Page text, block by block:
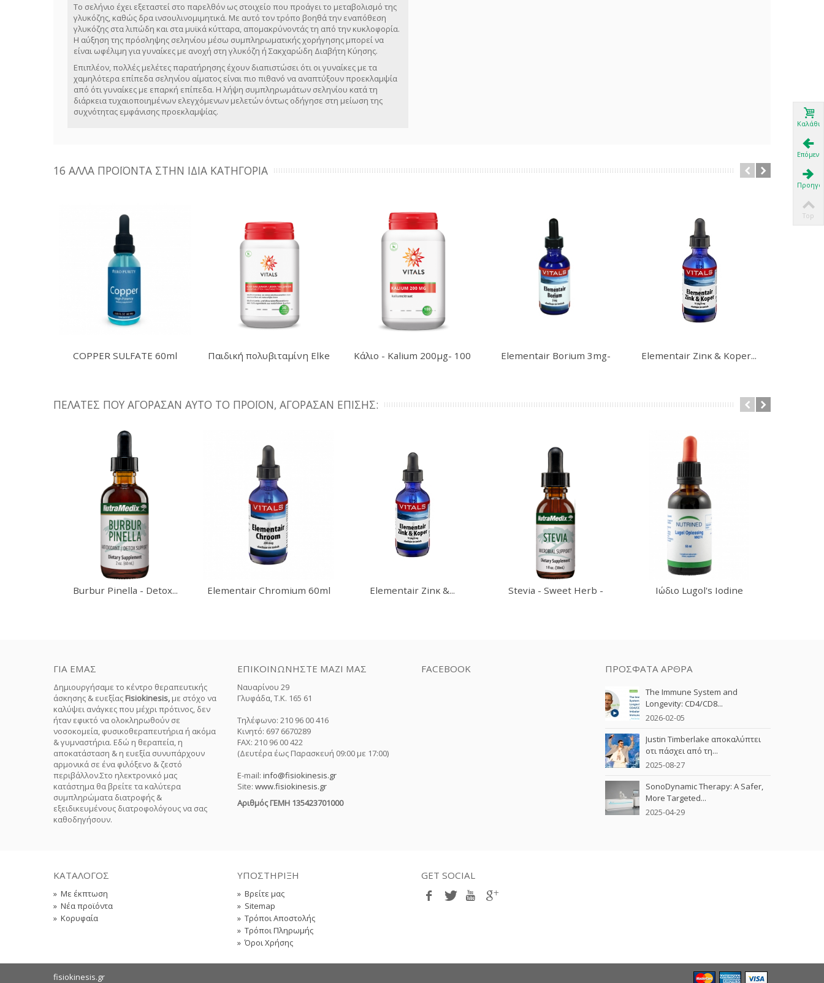
Το σελήνιο έχει εξεταστεί στο παρελθόν ως στοιχείο που προάγει το μεταβολισμό της
γλυκόζης, καθώς δρα ινσουλινομιμητικά. Με αυτό τον τρόπο βοηθά την εναπόθεση
γλυκόζης στα λιπώδη και στα μυϊκά κύτταρα, απομακρύνοντάς τη από την κυκλοφορία.
Η αύξηση της πρόσληψης σεληνίου μέσω συμπληρωματικής χορήγησης μπορεί να
είναι ωφέλιμη για γυναίκες με ανοχή στη γλυκόζη ή Σακχαρώδη Διαβήτη Κύησης.
Επιπλέον, πολλές μελέτες παρατήρησης έχουν διαπιστώσει ότι οι γυναίκες με τα
χαμηλότερα επίπεδα σεληνίου αίματος είναι πιο πιθανό να αναπτύξουν προεκλαμψία
από ότι γυναίκες με επαρκή επίπεδα. Η λήψη συμπληρωμάτων σεληνίου κατά τη
διάρκεια τυχαιοποιημένων ελεγχόμενων μελετών όντως οδήγησε στη μείωση της
συχνότητας εμφάνισης προεκλαμψίας.
16 ΆΛΛΑ ΠΡΟΪΌΝΤΑ ΣΤΗΝ ΊΔΙΑ ΚΑΤΗΓΟΡΊΑ
COPPER SULFATE 60ml
Παιδική πολυβιταμίνη Elke
Κάλιο - Kalium 200μg- 100
Elementair Borium 3mg-
Elementair Zinκ & Koper...
ΠΕΛΆΤΕΣ ΠΟΥ ΑΓΌΡΑΣΑΝ ΑΥΤΌ ΤΟ ΠΡΟΪΌΝ, ΑΓΌΡΑΣΑΝ ΕΠΊΣΗΣ:
Burbur Pinella - Detox... Elementair Chromium 60ml Elementair Zinκ &...
Stevia - Sweet Herb -
Ιώδιο Lugol's Iodine
ΓΙΑ ΕΜΆΣ
Δημιουργήσαμε το κέντρο θεραπευτικής
άσκησης & ευεξίας Fisiokinesis, με στόχο να
καλύψει ανάγκες που μέχρι πρότινος, δεν
ήταν εφικτό να ολοκληρωθούν σε
νοσοκομεία, φυσικοθεραπευτήρια ή ακόμα
& γυμναστήρια. Εδώ η θεραπεία, η
αποκατάσταση & η ευεξία συνυπάρχουν
αρμονικά σε ένα φιλόξενο & ζεστό
περιβάλλον.Στο ηλεκτρονικό μας
κατάστημα θα βρείτε τα καλύτερα
συμπληρώματα διατροφής &
εξειδικευμένους διατροφολόγους να σας
καθοδηγήσουν.
ΕΠΙΚΟΙΝΩΝΉΣΤΕ ΜΑΖΊ ΜΑΣ
Ναυαρίνου 29
Γλυφάδα, Τ.Κ. 165 61
Τηλέφωνο: 210 96 00 416
Κινητό: 697 6670289
FAX: 210 96 00 422
(Δευτέρα έως Παρασκευή 09:00 με 17:00)
E-mail: info@fisiokinesis.gr
Site: www.fisiokinesis.gr
Αριθμός ΓΕΜΗ 135423701000
FACEBOOK ΠΡΌΣΦΑΤΑ ΆΡΘΡΑ
The Immune System and
Longevity: CD4/CD8...
2026-02-05
Justin Timberlake αποκαλύπτει
οτι πάσχει από τη...
2025-08-27
SonoDynamic Therapy: A Safer,
More Targeted...
2025-04-29
ΚΑΤΆΛΟΓΟΣ
» Με έκπτωση
» Νέα προϊόντα
» Κορυφαία
ΥΠΟΣΤΉΡΙΞΗ
» Βρείτε μας
» Sitemap
» Τρόποι Αποστολής
» Τρόποι Πληρωμής
»Όροι Χρήσης
GET SOCIAL
fisiokinesis.gr
Καλάθι
Επόμενο
Top